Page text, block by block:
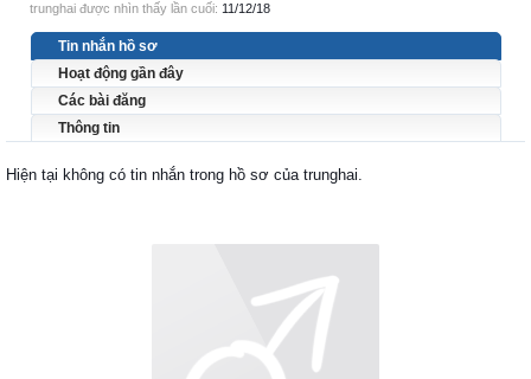
trunghai được nhìn thấy lần cuối: 11/12/18
Tin nhắn hồ sơ
Hoạt động gần đây
Các bài đăng
Thông tin
Hiện tại không có tin nhắn trong hồ sơ của trunghai.